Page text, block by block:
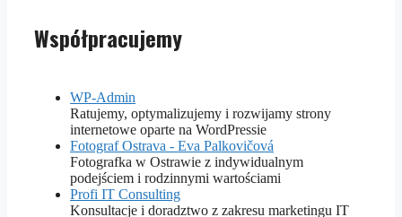
Współpracujemy
WP-Admin
Ratujemy, optymalizujemy i rozwijamy strony
internetowe oparte na WordPressie
Fotograf Ostrava - Eva Palkovičová
Fotografka w Ostrawie z indywidualnym
podejściem i rodzinnymi wartościami
Profi IT Consulting
Konsultacje i doradztwo z zakresu marketingu IT